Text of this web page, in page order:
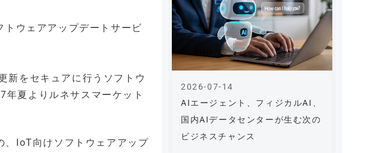
ウェアアップデートサービ
新をセキュアに行うソフトウ
夏よりルネサスマーケット
、IoT向けソフトウェアアップ
AIエージェント、フィジカルAI、
国内AIデータセンターが生む次の
ビジネスチャンス
2026-07-14